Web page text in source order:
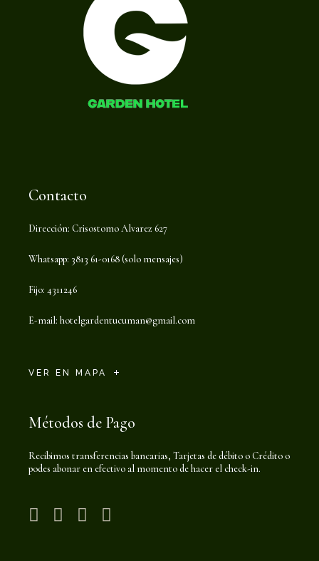
Contacto
Dirección: Crisostomo Alvarez 627
Whatsapp: 3813 61-0168 (solo mensajes)
Fijo: 4311246
E-mail: hotelgardentucuman@gmail.com
VER EN MAPA
Métodos de Pago
Recibimos transferencias bancarias, Tarjetas de débito o Crédito o
podes abonar en efectivo al momento de hacer el check-in.